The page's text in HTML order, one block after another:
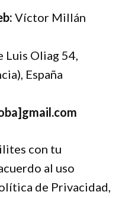
Víctor Millán
Luis Oliag 54,
España
con tu
al uso
de Privacidad,